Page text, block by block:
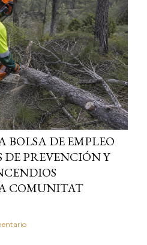
BOLSA DE EMPLEO
PREVENCIÓN Y
COMUNITAT